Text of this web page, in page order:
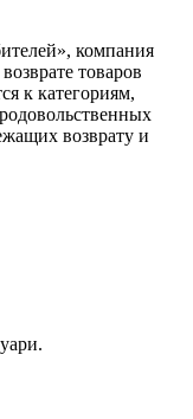
компания
товаров
к категориям,
возврату и